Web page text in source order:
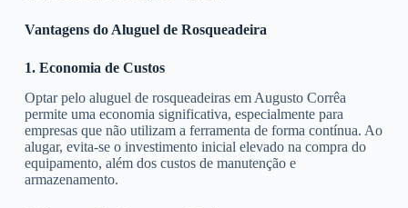
Vantagens do Aluguel de Rosqueadeira
1. Economia de Custos
Optar pelo aluguel de rosqueadeiras em Augusto Corrêa
permite uma economia significativa, especialmente para
empresas que não utilizam a ferramenta de forma contínua. Ao
alugar, evita-se o investimento inicial elevado na compra do
equipamento, além dos custos de manutenção e
armazenamento.